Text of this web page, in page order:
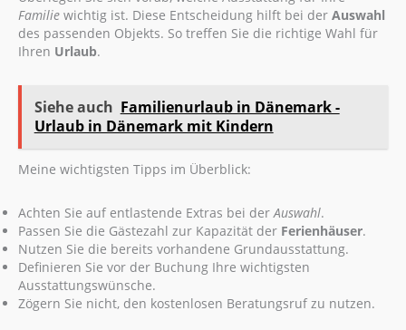
Familie wichtig ist. Diese Entscheidung hilft bei der Auswahl
des passenden Objekts. So treffen Sie die richtige Wahl für
Ihren Urlaub.
Siehe auch Familienurlaub in Dänemark -
Urlaub in Dänemark mit Kindern
Meine wichtigsten Tipps im Überblick:
Achten Sie auf entlastende Extras bei der Auswahl.
Passen Sie die Gästezahl zur Kapazität der Ferienhäuser.
Nutzen Sie die bereits vorhandene Grundausstattung.
Definieren Sie vor der Buchung Ihre wichtigsten
Ausstattungswünsche.
Zögern Sie nicht, den kostenlosen Beratungsruf zu nutzen.